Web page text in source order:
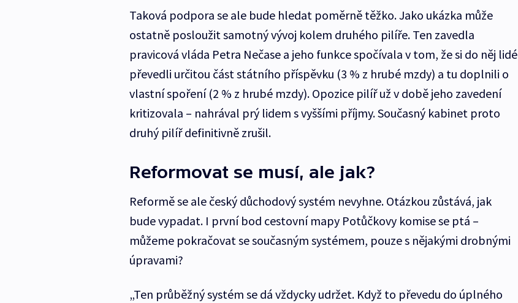
Taková podpora se ale bude hledat poměrně těžko. Jako ukázka může
ostatně posloužit samotný vývoj kolem druhého pilíře. Ten zavedla
pravicová vláda Petra Nečase a jeho funkce spočívala v tom, že si do něj lidé
převedli určitou část státního příspěvku (3 % z hrubé mzdy) a tu doplnili o
vlastní spoření (2 % z hrubé mzdy). Opozice pilíř už v době jeho zavedení
kritizovala – nahrával prý lidem s vyššími příjmy. Současný kabinet proto
druhý pilíř definitivně zrušil.
Reformovat se musí, ale jak?
Reformě se ale český důchodový systém nevyhne. Otázkou zůstává, jak
bude vypadat. I první bod cestovní mapy Potůčkovy komise se ptá –
můžeme pokračovat se současným systémem, pouze s nějakými drobnými
úpravami?
„Ten průběžný systém se dá vždycky udržet. Když to převedu do úplného